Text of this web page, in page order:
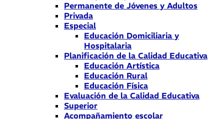
Permanente de Jóvenes y Adultos
Privada
Especial
Educación Domiciliaria y
Hospitalaria
Planificación de la Calidad Educativa
Educación Artística
Educación Rural
Educación Física
Evaluación de la Calidad Educativa
Superior
Acompañamiento escolar